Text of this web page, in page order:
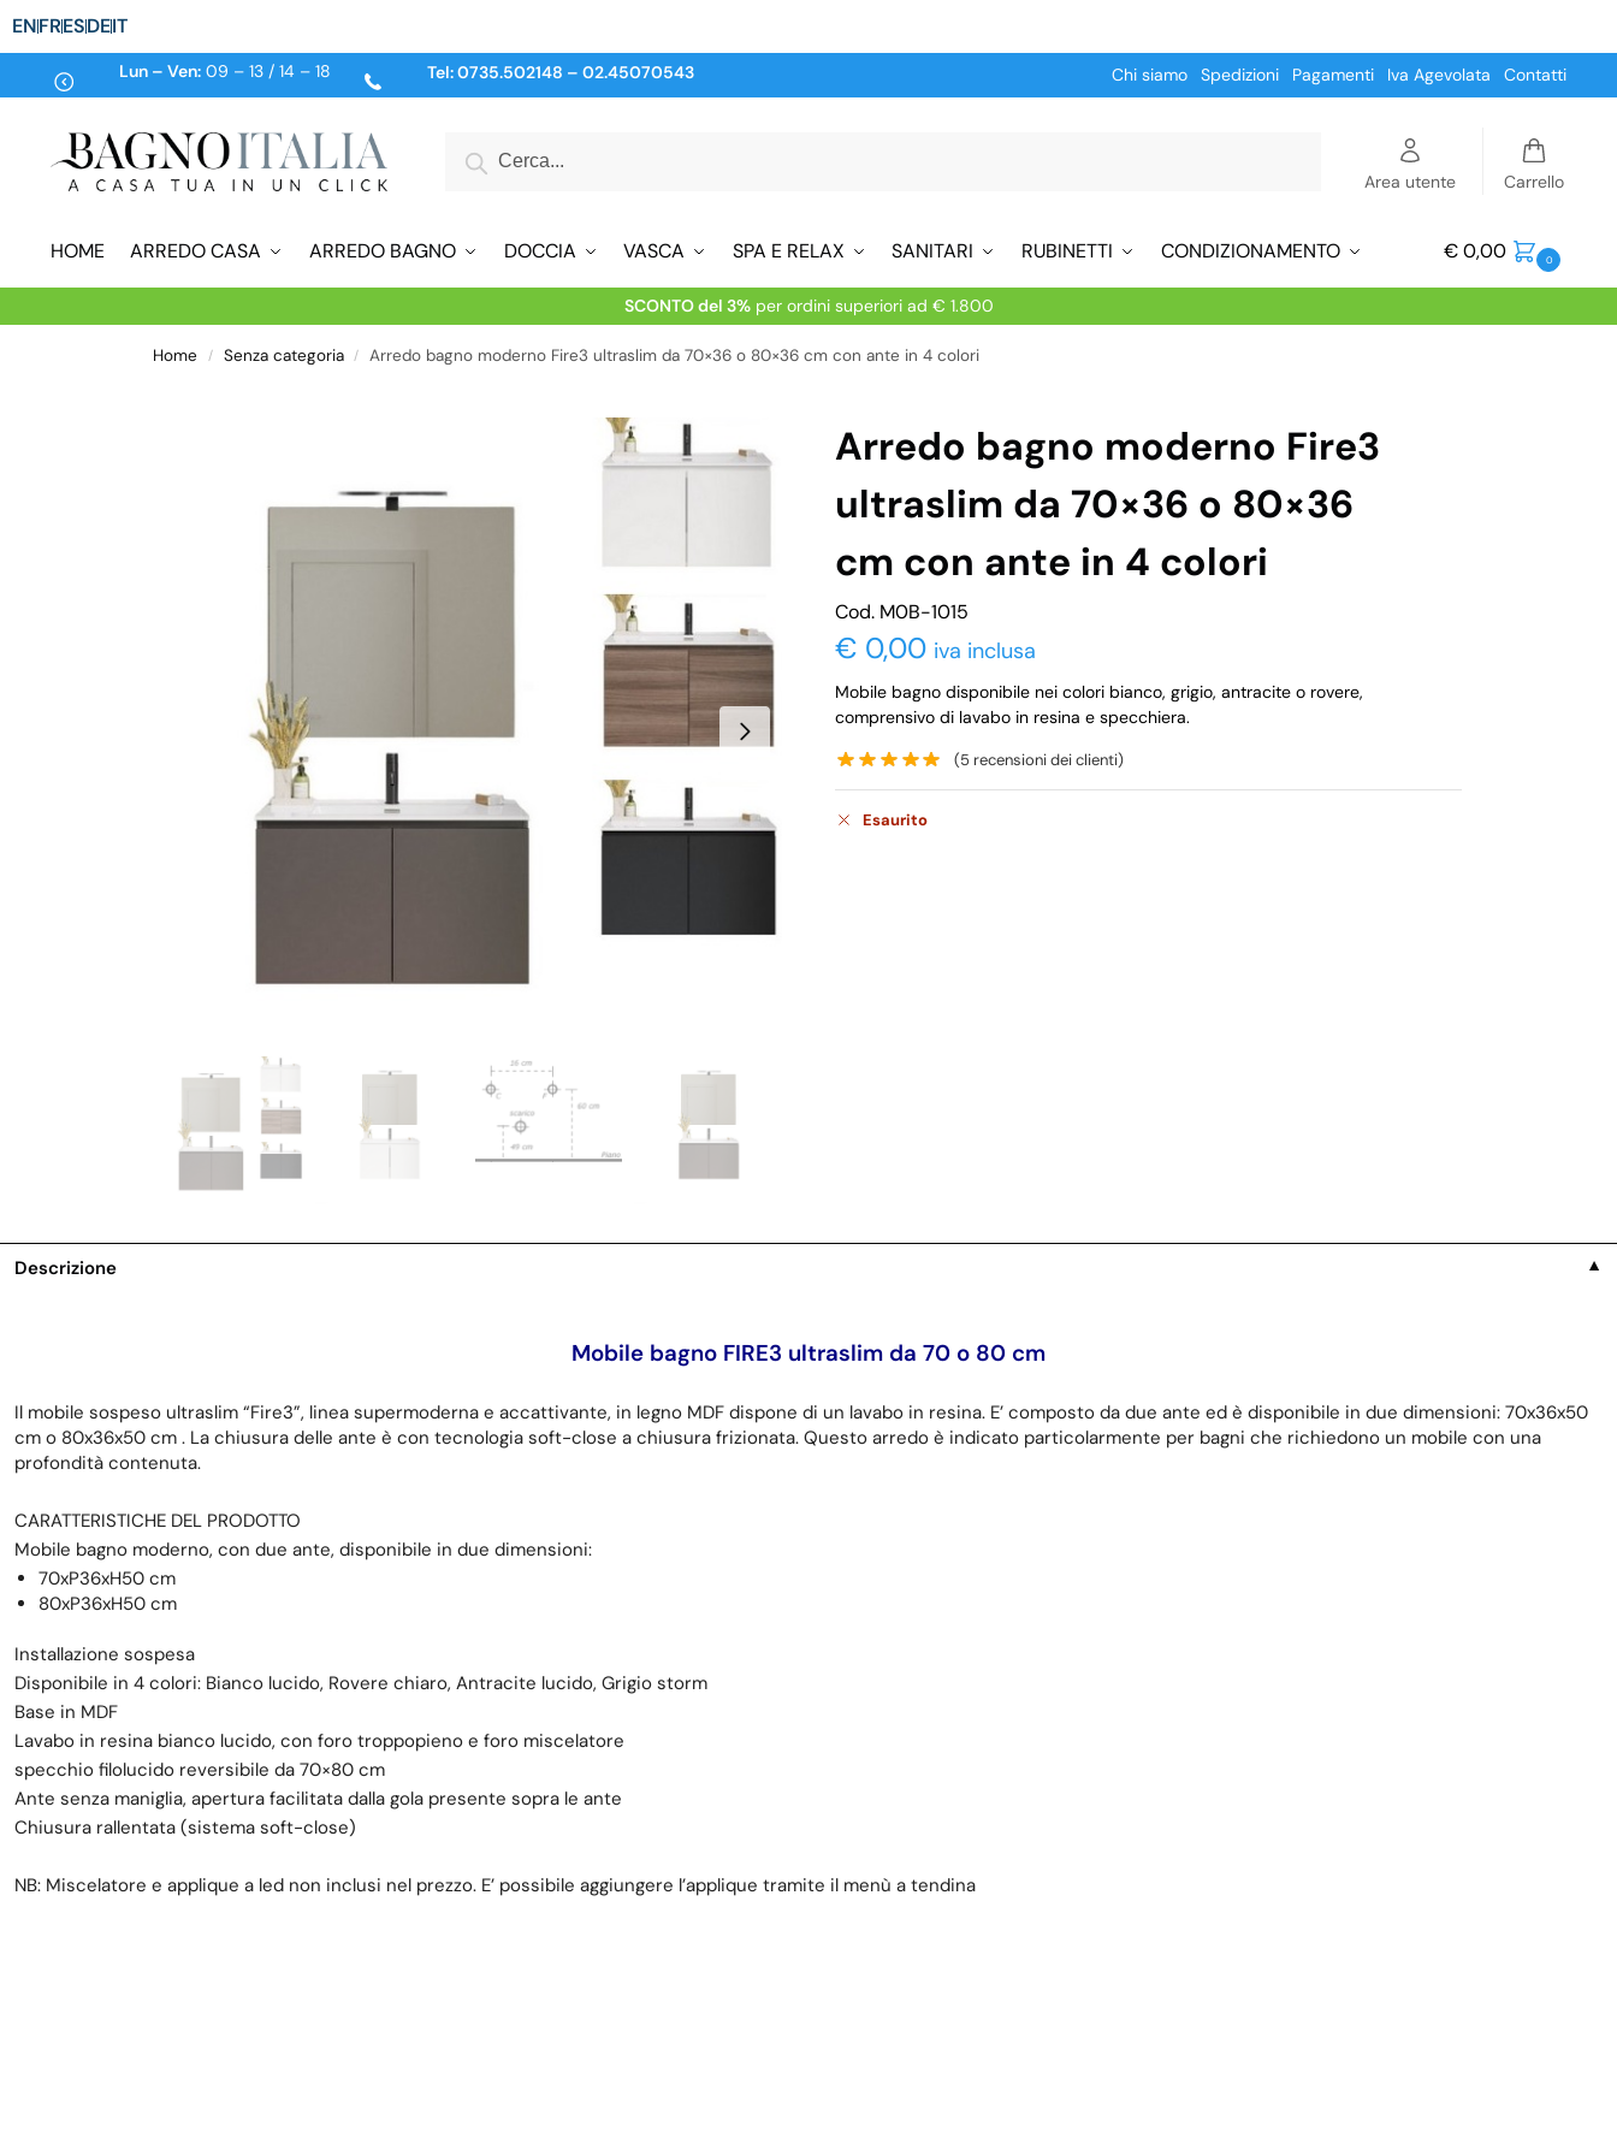
ENFRESDEIT
Lun – Ven:09 – 13 / 14 – 18 Tel:0735.502148 – 02.45070543 Chi siamo Spedizioni Pagamenti Iva Agevolata Contatti
Area utente Carrello
HOME ARREDO CASA ARREDO BAGNO DOCCIA VASCA SPA E RELAX SANITARI RUBINETTI CONDIZIONAMENTO €0,00 0
SCONTO del 3%per ordini superiori ad € 1.800
Home / Senza categoria / Arredo bagno moderno Fire3 ultraslim da 70×36 o 80×36 cm con ante in 4 colori
Arredo bagno moderno Fire3
ultraslim da 70×36 o 80×36
cm con ante in 4 colori
Cod. M0B-1015
€ 0,00 iva inclusa
Mobile bagno disponibile nei colori bianco, grigio, antracite o rovere,
comprensivo di lavabo in resina e specchiera.
(5 recensioni dei clienti)
Esaurito
Descrizione ▼
Mobile bagno FIRE3 ultraslim da 70 o 80 cm
Il mobile sospeso ultraslim “Fire3”, linea supermoderna e accattivante, in legno MDF dispone di un lavabo in resina. E’ composto da due ante ed è disponibile in due dimensioni: 70x36x50
cm o 80x36x50 cm . La chiusura delle ante è con tecnologia soft-close a chiusura frizionata. Questo arredo è indicato particolarmente per bagni che richiedono un mobile con una
profondità contenuta.
CARATTERISTICHE DEL PRODOTTO
Mobile bagno moderno, con due ante, disponibile in due dimensioni:
70xP36xH50 cm
80xP36xH50 cm
Installazione sospesa
Disponibile in 4 colori: Bianco lucido, Rovere chiaro, Antracite lucido, Grigio storm
Base in MDF
Lavabo in resina bianco lucido, con foro troppopieno e foro miscelatore
specchio filolucido reversibile da 70×80 cm
Ante senza maniglia, apertura facilitata dalla gola presente sopra le ante
Chiusura rallentata (sistema soft-close)
NB: Miscelatore e applique a led non inclusi nel prezzo. E’ possibile aggiungere l’applique tramite il menù a tendina